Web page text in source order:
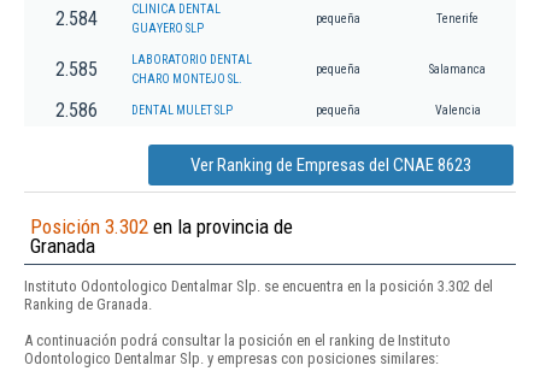
2.584
CLINICA DENTAL
GUAYERO SLP
pequeña Tenerife
2.585
LABORATORIO DENTAL
CHARO MONTEJO SL.
pequeña Salamanca
2.586 DENTAL MULET SLP pequeña Valencia
Ver Ranking de Empresas del CNAE 8623
Posición 3.302 en la provincia de
Granada
Instituto Odontologico Dentalmar Slp. se encuentra en la posición 3.302 del
Ranking de Granada.
A continuación podrá consultar la posición en el ranking de Instituto
Odontologico Dentalmar Slp. y empresas con posiciones similares: